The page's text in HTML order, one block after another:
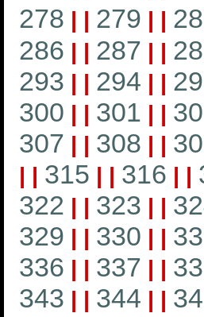
278 | | 279 | |
286 | | 287 | |
293 | | 294 | |
300 | | 301 | |
307 | | 308 | |
| | 315 | | 316 | |
322 | | 323 | |
329 | | 330 | |
336 | | 337 | |
343 | | 344 | |